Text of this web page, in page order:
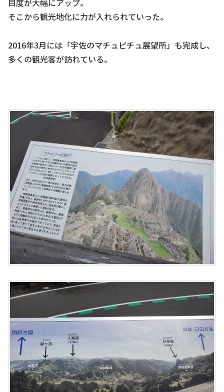
目度が大幅にアップ。
そこから観光地化に力が入れられていった。
2016年3月には「宇佐のマチュピチュ展望所」も完成し、
多くの観光客が訪れている。